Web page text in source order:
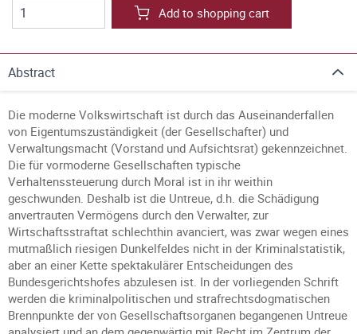
Add to shopping cart
Abstract
Die moderne Volkswirtschaft ist durch das Auseinanderfallen
von Eigentumszuständigkeit (der Gesellschafter) und
Verwaltungsmacht (Vorstand und Aufsichtsrat) gekennzeichnet.
Die für vormoderne Gesellschaften typische
Verhaltenssteuerung durch Moral ist in ihr weithin
geschwunden. Deshalb ist die Untreue, d.h. die Schädigung
anvertrauten Vermögens durch den Verwalter, zur
Wirtschaftsstraftat schlechthin avanciert, was zwar wegen eines
mutmaßlich riesigen Dunkelfeldes nicht in der Kriminalstatistik,
aber an einer Kette spektakulärer Entscheidungen des
Bundesgerichtshofes abzulesen ist. In der vorliegenden Schrift
werden die kriminalpolitischen und strafrechtsdogmatischen
Brennpunkte der von Gesellschaftsorganen begangenen Untreue